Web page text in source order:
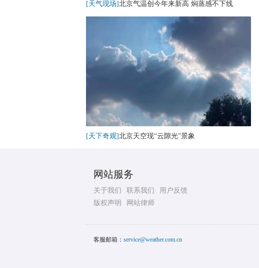
[天气现场]北京气温创今年来新高 焖蒸感不下线
[天下奇观]北京天空现“云隙光”景象
网站服务
关于我们 联系我们
用户反馈
版权声明
网站律师
客服邮箱： service@weather.com.cn